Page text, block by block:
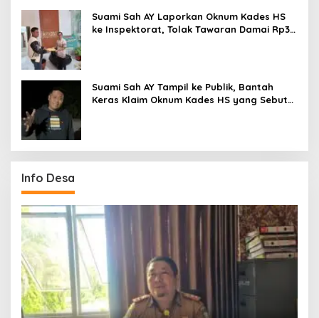
Suami Sah AY Laporkan Oknum Kades HS
ke Inspektorat, Tolak Tawaran Damai Rp3
Suami Sah AY Tampil ke Publik, Bantah
Keras Klaim Oknum Kades HS yang Sebut
Info Desa